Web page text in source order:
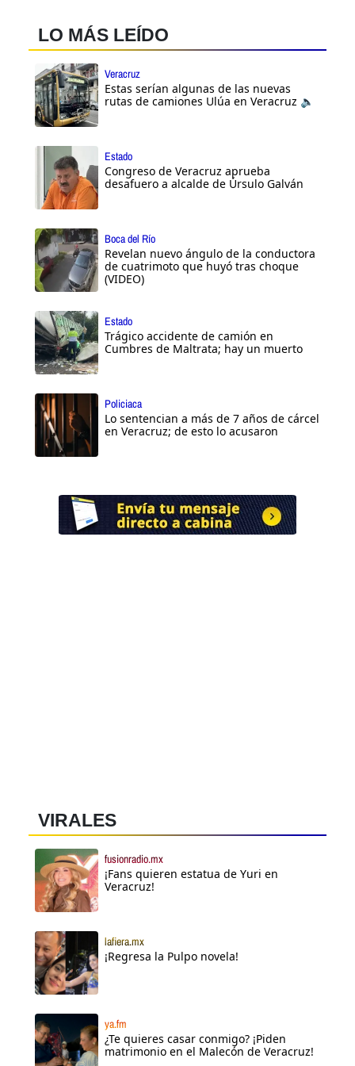
LO MÁS LEÍDO
Veracruz
Estas serían algunas de las nuevas
rutas de camiones Ulúa en Veracruz 🔈
Estado
Congreso de Veracruz aprueba
desafuero a alcalde de Úrsulo Galván
Boca del Río
Revelan nuevo ángulo de la conductora
de cuatrimoto que huyó tras choque
(VIDEO)
Estado
Trágico accidente de camión en
Cumbres de Maltrata; hay un muerto
Policiaca
Lo sentencian a más de 7 años de cárcel
en Veracruz; de esto lo acusaron
VIRALES
fusionradio.mx
¡Fans quieren estatua de Yuri en
Veracruz!
lafiera.mx
¡Regresa la Pulpo novela!
ya.fm
¿Te quieres casar conmigo? ¡Piden
matrimonio en el Malecón de Veracruz!